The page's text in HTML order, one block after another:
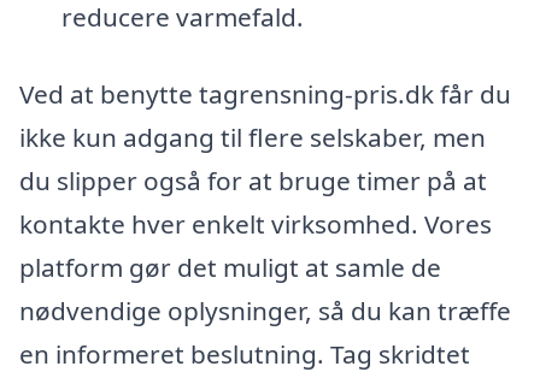
reducere varmefald.
Ved at benytte tagrensning-pris.dk får du
ikke kun adgang til flere selskaber, men
du slipper også for at bruge timer på at
kontakte hver enkelt virksomhed. Vores
platform gør det muligt at samle de
nødvendige oplysninger, så du kan træffe
en informeret beslutning. Tag skridtet